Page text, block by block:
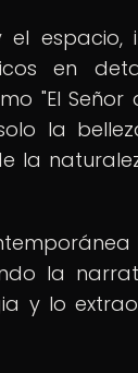
espacio,
en
"El Señor
la
la
la
y lo